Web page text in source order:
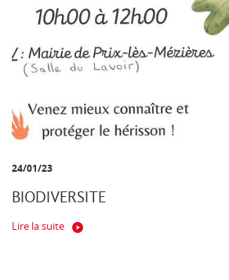
24/01/23
BIODIVERSITE
Lire la suite